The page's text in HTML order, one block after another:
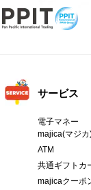
サービス
電子マネー
majica(マジカ
ATM
共通ギフトカ
majicaクーポ